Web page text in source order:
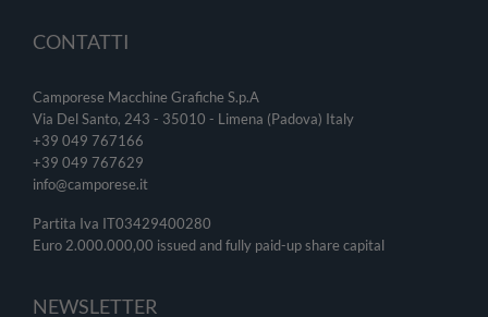
CONTATTI
Camporese Macchine Grafiche S.p.A
Via Del Santo, 243 - 35010 - Limena (Padova) Italy
+39 049 767166
+39 049 767629
info@camporese.it
Partita Iva IT03429400280
Euro 2.000.000,00 issued and fully paid-up share capital
NEWSLETTER